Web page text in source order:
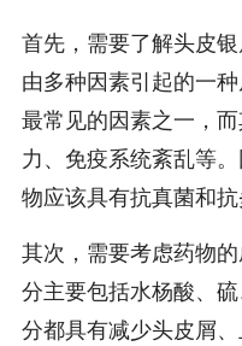
首先，需要了解头皮
由多种因素引起的一
最常见的因素之一，
力、免疫系统紊乱等
物应该具有抗真菌和抗
其次，需要考虑药物
分主要包括水杨酸、
分都具有减少头皮屑